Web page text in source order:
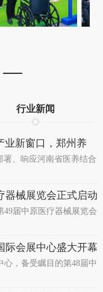
行业新闻
业新窗口，郑州养
前瞻
署、响应河南省医养结合
器械展览会正式启动
医疗发展
49届中原医疗器械展览会
际会展中心盛大开幕
心，备受瞩目的第48届中